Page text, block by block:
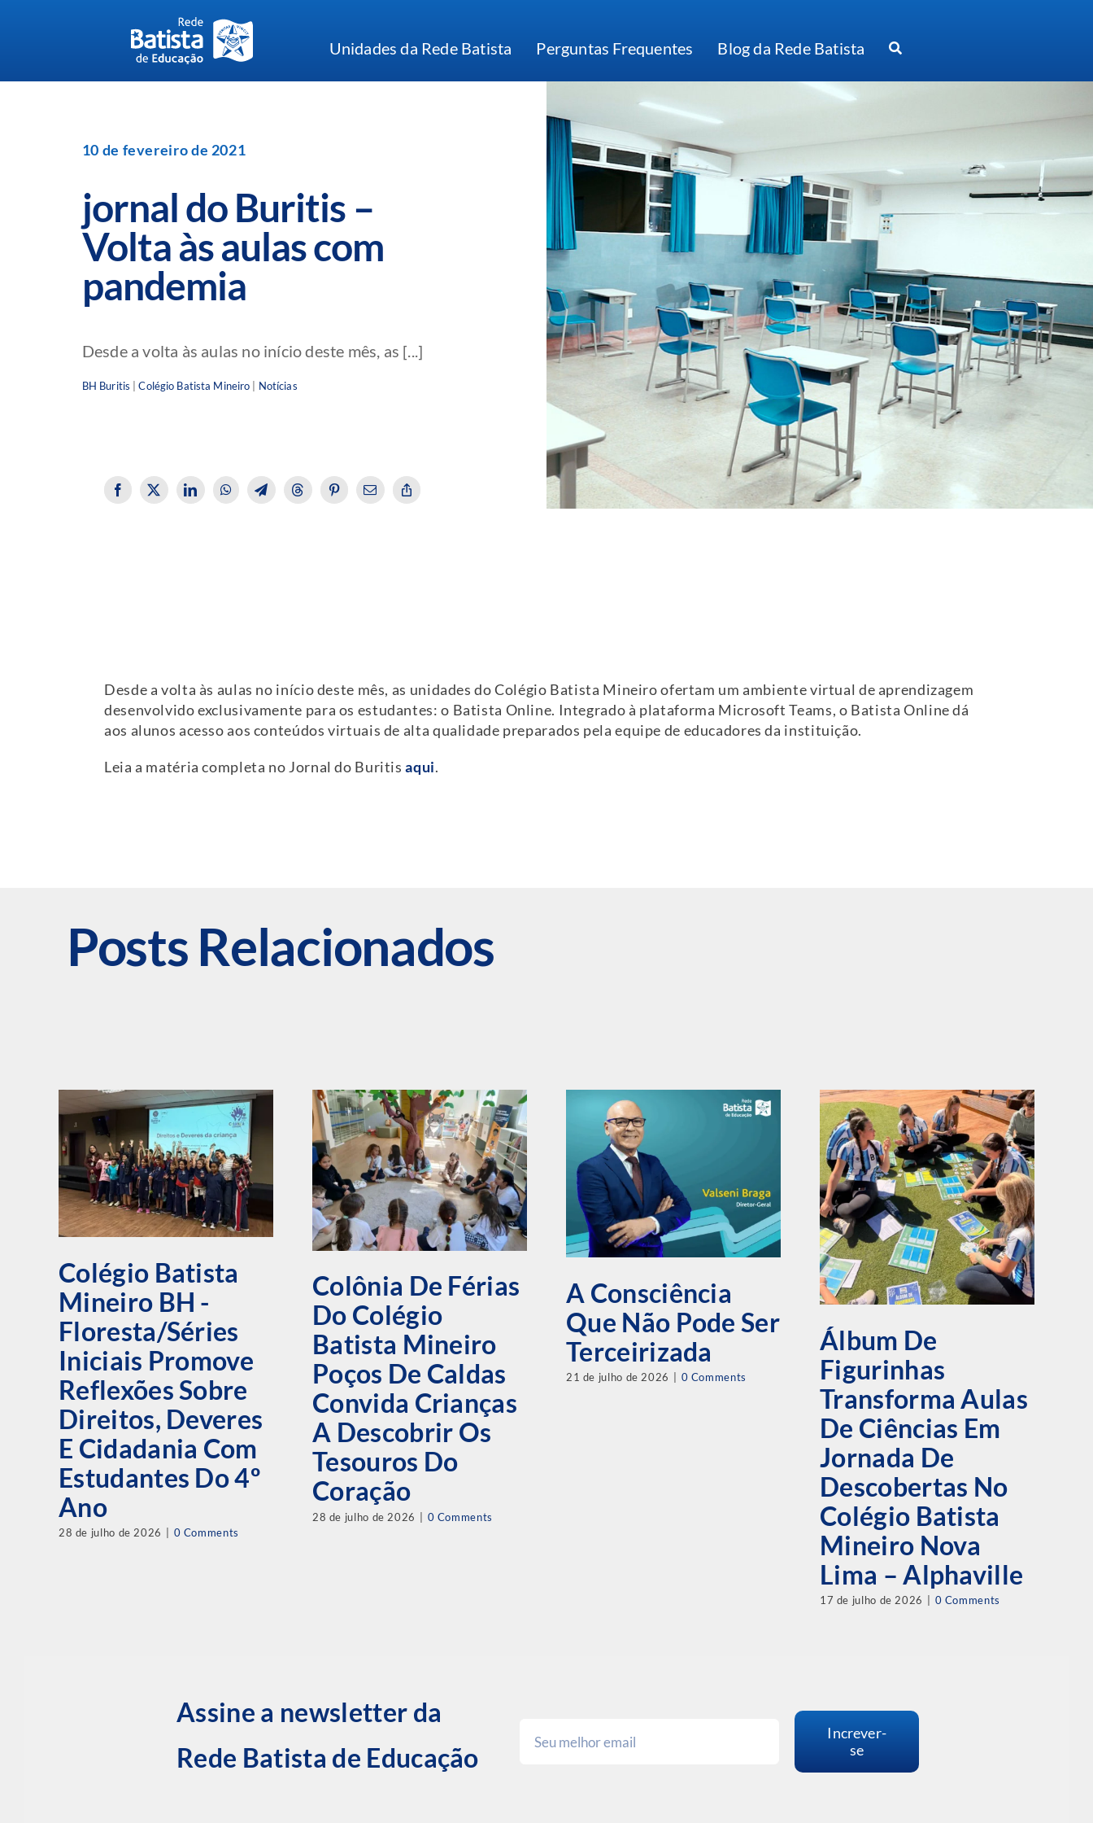
Unidades da Rede Batista Perguntas Frequentes Blog da Rede Batista
10 de fevereiro de 2021
jornal do Buritis –
Volta às aulas com
pandemia
Desde a volta às aulas no início deste mês, as [...]
BH Buritis |Colégio Batista Mineiro Notícias
Desde a volta às aulas no início deste mês, as unidades do Colégio Batista Mineiro ofertam um ambiente virtual de aprendizagem
desenvolvido exclusivamente para os estudantes: o Batista Online. Integrado à plataforma Microsoft Teams, o Batista Online dá
aos alunos acesso aos conteúdos virtuais de alta qualidade preparados pela equipe de educadores da instituição.
Leia a matéria completa no Jornal do Buritisaqui.
Posts Relacionados
Colégio Batista
Mineiro BH -
Floresta/Séries
Iniciais Promove
Reflexões Sobre
Direitos, Deveres
E Cidadania Com
Estudantes Do 4º
Ano
28 de julho de 2026 0 Comments
Colônia De Férias
Do Colégio
Batista Mineiro
Poços De Caldas
Convida Crianças
A Descobrir Os
Tesouros Do
Coração
28 de julho de 2026 0 Comments
A Consciência
Que Não Pode Ser
Terceirizada
21 de julho de 2026 0 Comments
Álbum De
Figurinhas
Transforma Aulas
De Ciências Em
Jornada De
Descobertas No
Colégio Batista
Mineiro Nova
Lima – Alphaville
17 de julho de 2026 0 Comments
Assine a newsletter da
Rede Batista de Educação
Increver-
se